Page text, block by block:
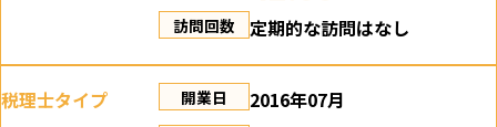
訪問回数 定期的な訪問はなし
税理士タイプ 開業日 2016年07月